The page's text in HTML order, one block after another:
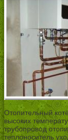
Отопительный
высоких
трубопровод
теплоноситель